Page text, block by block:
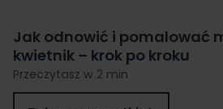
Jak odnowić i pomalować
kwietnik – krok po kroku
Przeczytasz w 2 min